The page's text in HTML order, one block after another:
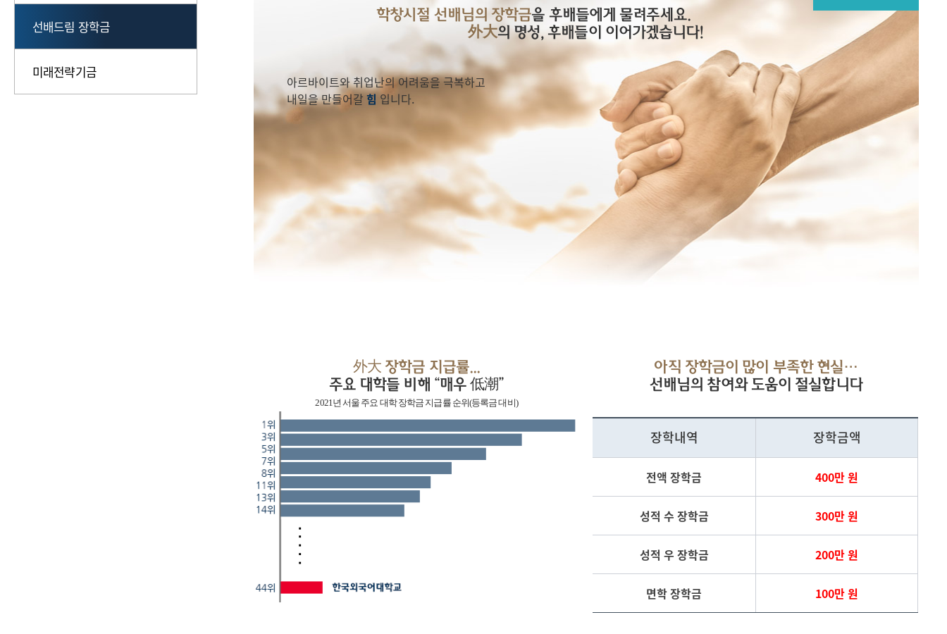
선배드림 장학금
미래전략기금
학창시절 선배님의 장학금을 후배들에게 물려주세요.
外大의 명성, 후배들이 이어가겠습니다!
아르바이트와 취업난의 어려움을 극복하고
내일을 만들어갈힘입니다.
外大 장학금 지급률...
주요 대학들 비해 “매우 低潮”
2021년 서울 주요 대학 장학금 지급률 순위(등록금 대비)
아직 장학금이 많이 부족한 현실…
선배님의 참여와 도움이 절실합니다
장학내역 장학금액
전액 장학금 400만 원
성적 수 장학금 300만 원
성적 우 장학금 200만 원
면학 장학금 100만 원